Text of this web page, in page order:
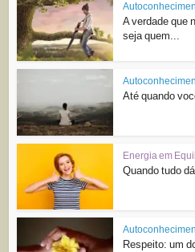
A verdade que
seja quem...
Até quando
Energia em
Quando tudo
Respeito: um